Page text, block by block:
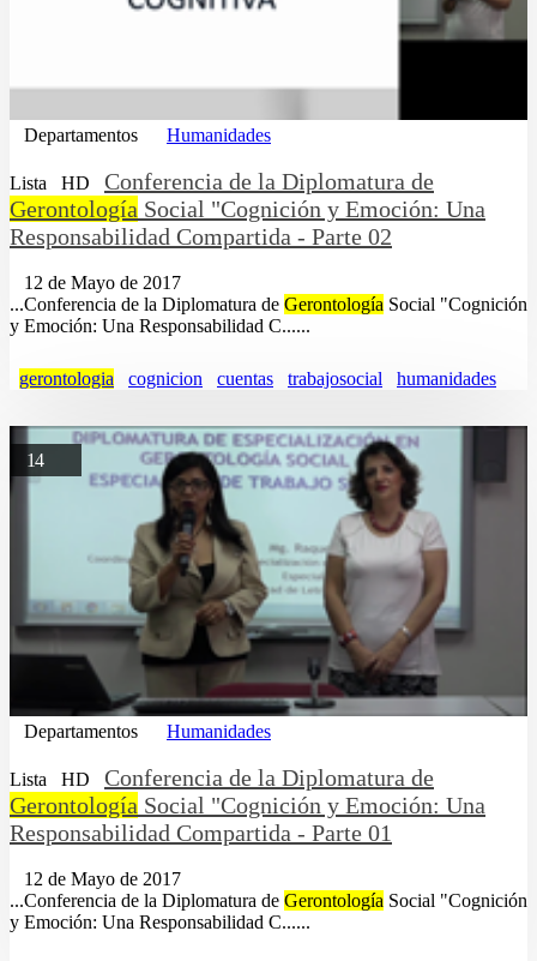
Departamentos Humanidades
Lista HD
Conferencia de la Diplomatura de
Gerontología Social "Cognición y Emoción: Una
Responsabilidad Compartida - Parte 02
12 de Mayo de 2017
...Conferencia de la Diplomatura de Gerontología Social "Cognición
y Emoción: Una Responsabilidad C......
gerontologia cognicion cuentas trabajosocial humanidades
14
Departamentos Humanidades
Lista HD
Conferencia de la Diplomatura de
Gerontología Social "Cognición y Emoción: Una
Responsabilidad Compartida - Parte 01
12 de Mayo de 2017
...Conferencia de la Diplomatura de Gerontología Social "Cognición
y Emoción: Una Responsabilidad C......